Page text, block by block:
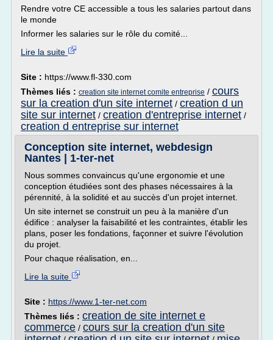
Rendre votre CE accessible a tous les salaries partout dans
le monde
Informer les salaries sur le rôle du comité...
Lire la suite
Site : https://www.fl-330.com
Thèmes liés : creation site internet comite entreprise / cours
sur la creation d'un site internet / creation d un
site sur internet / creation d'entreprise internet /
creation d entreprise sur internet
Conception site internet, webdesign
Nantes | 1-ter-net
Nous sommes convaincus qu'une ergonomie et une
conception étudiées sont des phases nécessaires à la
pérennité, à la solidité et au succès d'un projet internet.
Un site internet se construit un peu à la manière d'un
édifice : analyser la faisabilité et les contraintes, établir les
plans, poser les fondations, façonner et suivre l'évolution
du projet.
Pour chaque réalisation, en...
Lire la suite
Site : https://www.1-ter-net.com
Thèmes liés : creation de site internet e
commerce / cours sur la creation d'un site